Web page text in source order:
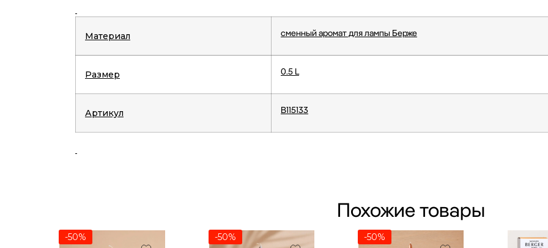
Материал сменный аромат для лампы Берже
Размер 0.5 L
Артикул B115133
Похожие товары
-50% -50% -50%